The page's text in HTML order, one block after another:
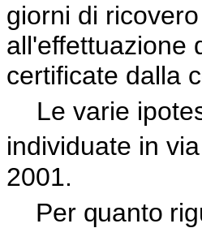
giorni di
all'effettuazione
certificate dalla
Le varie
individuate in
2001.
Per quanto